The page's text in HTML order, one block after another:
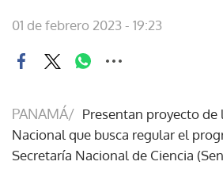
01 de febrero 2023 - 19:23
PANAMÁ/ Presentan proyecto de
Nacional que busca regular el
Secretaría Nacional de Ciencia